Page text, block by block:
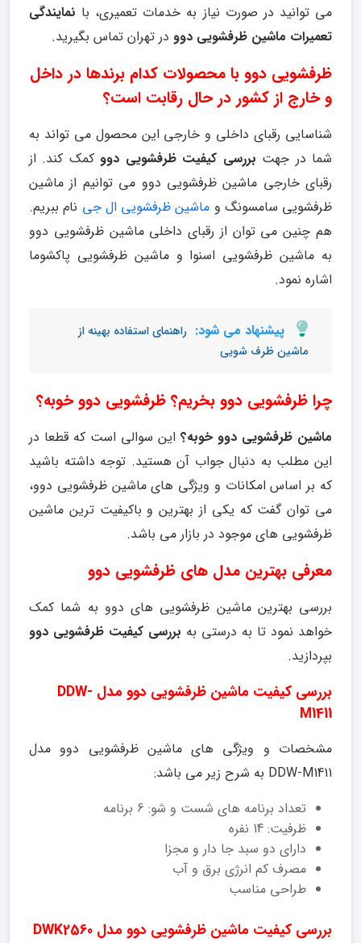
می توانید در صورت نیاز به خدمات تعمیری، با نمایندگی
تعمیرات ماشین ظرفشویی دوو در تهران تماس بگیرید.
ظرفشویی دوو با محصولات کدام برندها در داخل
و خارج از کشور در حال رقابت است؟
شناسایی رقبای داخلی و خارجی این محصول می تواند به
شما در جهت بررسی کیفیت ظرفشویی دووکمک کند. از
رقبای خارجی ماشین ظرفشویی دوو می توانیم از ماشین
ظرفشویی سامسونگ و ماشین ظرفشویی ال جی نام ببریم.
هم چنین می توان از رقبای داخلی ماشین ظرفشویی دوو
به ماشین ظرفشویی اسنوا و ماشین ظرفشویی پاکشوما
اشاره نمود.
پیشنهاد می شود: راهنمای استفاده بهینه از
ماشین ظرف شویی
چرا ظرفشویی دوو بخریم؟ ظرفشویی دوو خوبه؟
ماشین ظرفشویی دوو خوبه؟ این سوالی است که قطعا در
این مطلب به دنبال جواب آن هستید. توجه داشته باشید
که بر اساس امکانات و ویژگی های ماشین ظرفشویی دوو،
می توان گفت که یکی از بهترین و باکیفیت ترین ماشین
ظرفشویی های موجود در بازار می باشد.
معرفی بهترین مدل های ظرفشویی دوو
بررسی بهترین ماشین ظرفشویی های دوو به شما کمک
خواهد نمود تا به درستی به بررسی کیفیت ظرفشویی دوو
بپردازید.
بررسی کیفیت ماشین ظرفشویی دوو مدل DDW-
M1411
مشخصات و ویژگی های ماشین ظرفشویی دوو مدل
DDW-M1411 به شرح زیر می باشد:
تعداد برنامه های شست و شو: 6 برنامه
ظرفیت: 14 نفره
دارای دو سبد جا دار و مجزا
مصرف کم انرژی برق و آب
طراحی مناسب
بررسی کیفیت ماشین ظرفشویی دوو مدل DWK2560